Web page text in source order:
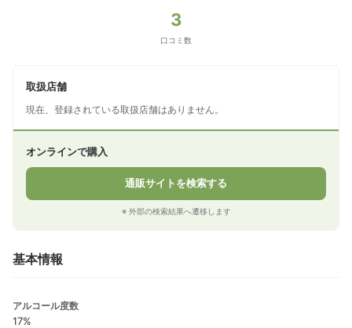
3
口コミ数
取扱店舗
現在、登録されている取扱店舗はありません。
オンラインで購入
通販サイトを検索する
※ 外部の検索結果へ遷移します
基本情報
アルコール度数
17%